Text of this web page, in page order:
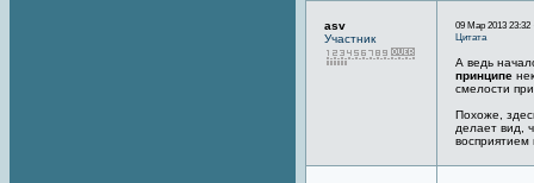
asv
Участник
09 Мар 2013 23:32
Цитата
А ведь
принципе
смелости
Похоже,
делает вид,
восприятием